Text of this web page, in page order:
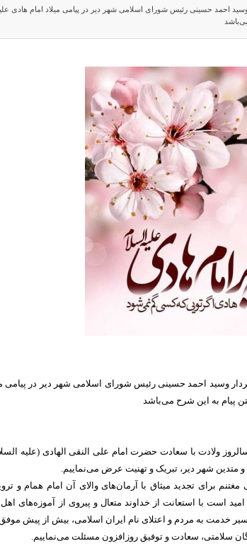
احمد حسینی رئیس شورای اسلامی شهر دیر در پیامی میلاد امام هادی
وسید احمد حسینی رئیس شورای اسلامی شهر دیر در پیامی
پیام به این شرح می‌باشد
ولادت با سعادت حضرت امام علی النقی الهادی (علیه
شهر دیر، تبریک و تهنیت عرض می‌نماییم.
برای تجدید میثاق با آرمان‌های والای آن امام همام و
است با استعانت از خداوند متعال و پیروی از آموزه‌های
خدمت به مردم و اعتلای نام ایران اسلامی، بیش از پیش
سلامتی، سعادت و توفیق روزافزون مسئلت می‌نماییم.